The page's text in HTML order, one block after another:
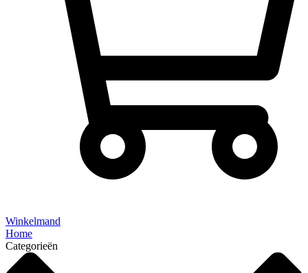
Winkelmand
Home
Categorieën